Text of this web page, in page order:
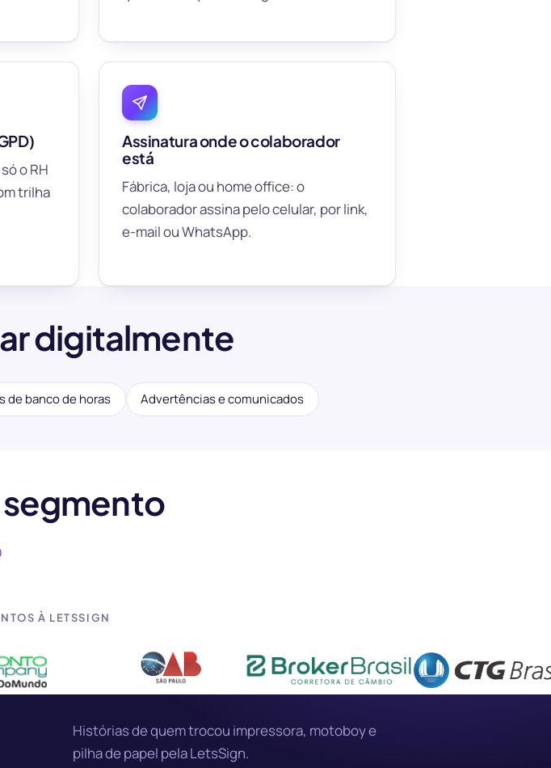
o RH
trilha
Assinatura onde o colaborador
está
Fábrica, loja ou home office: o
colaborador assina pelo celular, por link,
e-mail ou WhatsApp.
digitalmente
de banco de horas
Advertências e comunicados
segmento
À LETSSIGN
Histórias de quem trocou impressora, motoboy e
pilha de papel pela LetsSign.